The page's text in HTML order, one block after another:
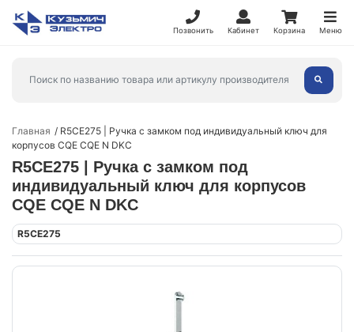
Позвонить Кабинет Корзина Меню
Главная
R5CE275 | Ручка с замком под индивидуальный ключ для
корпусов CQE CQE N DKC
R5CE275 | Ручка с замком под
индивидуальный ключ для корпусов
CQE CQE N DKC
R5CE275